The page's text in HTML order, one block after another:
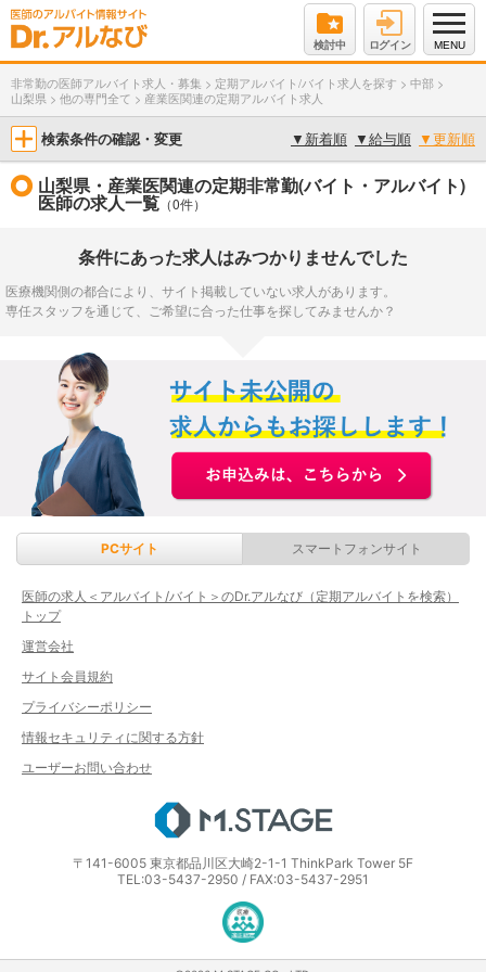
検討中 ログイン MENU
非常勤の医師アルバイト求人・募集 > 定期アルバイト/バイト求人を探す > 中部 >
山梨県 > 他の専門全て > 産業医関連の定期アルバイト求人
検索条件の確認・変更 ▼ 新着順 ▼給与順 ▼更新順
山梨県・産業医関連の定期非常勤(バイト・アルバイト)
医師の求人一覧 （0件）
条件にあった求人はみつかりませんでした
医療機関側の都合により、サイト掲載していない求人があります。
専任スタッフを通じて、ご希望に合った仕事を探してみませんか？
PCサイト スマートフォンサイト
医師の求人＜アルバイト/バイト＞のDr.アルなび（定期アルバイトを検索）
トップ
運営会社
サイト会員規約
プライバシーポリシー
情報セキュリティに関する方針
ユーザーお問い合わせ
〒141-6005 東京都品川区大崎2-1-1 ThinkPark Tower 5F
TEL:03-5437-2950 / FAX:03-5437-2951